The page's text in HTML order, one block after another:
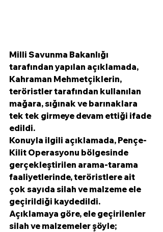
Milli Savunma Bakanlığı
tarafından yapılan açıklamada,
Kahraman Mehmetçiklerin,
teröristler tarafından kullanılan
mağara, sığınak ve barınaklara
tek tek girmeye devam ettiği ifade
edildi.
Konuyla ilgili açıklamada, Pençe-
Kilit Operasyonu bölgesinde
gerçekleştirilen arama-tarama
faaliyetlerinde, teröristlere ait
çok sayıda silah ve malzeme ele
geçirildiği kaydedildi.
Açıklamaya göre, ele geçirilenler
silah ve malzemeler şöyle;